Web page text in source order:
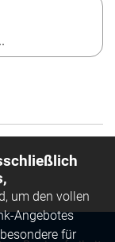
um den vollen
Angebotes
für